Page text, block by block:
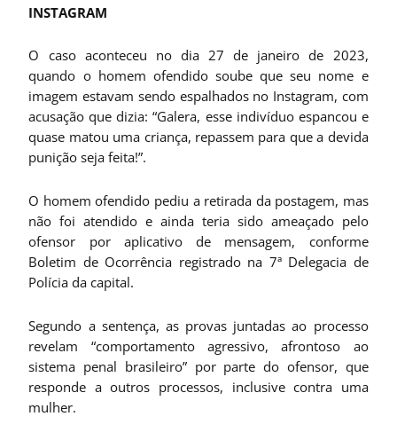
INSTAGRAM
O caso aconteceu no dia 27 de janeiro de 2023,
quando o homem ofendido soube que seu nome e
imagem estavam sendo espalhados no Instagram, com
acusação que dizia: “Galera, esse indivíduo espancou e
quase matou uma criança, repassem para que a devida
punição seja feita!”.
O homem ofendido pediu a retirada da postagem, mas
não foi atendido e ainda teria sido ameaçado pelo
ofensor por aplicativo de mensagem, conforme
Boletim de Ocorrência registrado na 7ª Delegacia de
Polícia da capital.
Segundo a sentença, as provas juntadas ao processo
revelam “comportamento agressivo, afrontoso ao
sistema penal brasileiro” por parte do ofensor, que
responde a outros processos, inclusive contra uma
mulher.